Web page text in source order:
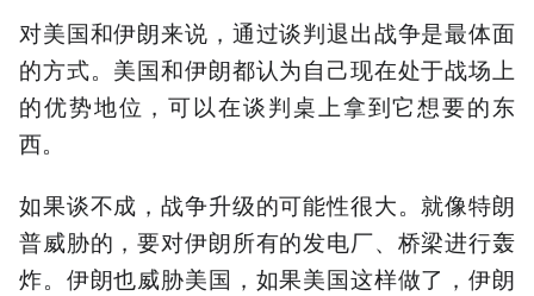
对美国和伊朗来说，通过谈判退出战争是最体面
的方式。美国和伊朗都认为自己现在处于战场上
的优势地位，可以在谈判桌上拿到它想要的东
西。
如果谈不成，战争升级的可能性很大。就像特朗
普威胁的，要对伊朗所有的发电厂、桥梁进行轰
炸。伊朗也威胁美国，如果美国这样做了，伊朗